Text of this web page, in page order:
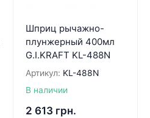
Шприц рычажно-
плунжерный 400мл
G.I.KRAFT KL-488N
Артикул: KL-488N
В наличии
2 613 грн.